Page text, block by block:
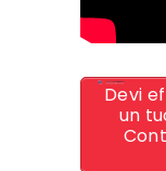
Devi
un